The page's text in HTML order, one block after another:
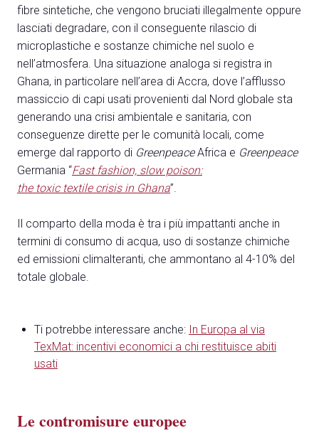
fibre sintetiche, che vengono bruciati illegalmente oppure
lasciati degradare, con il conseguente rilascio di
microplastiche e sostanze chimiche nel suolo e
nell’atmosfera. Una situazione analoga si registra in
Ghana, in particolare nell’area di Accra, dove l’afflusso
massiccio di capi usati provenienti dal Nord globale sta
generando una crisi ambientale e sanitaria, con
conseguenze dirette per le comunità locali, come
emerge dal rapporto di GreenpeaceAfrica e Greenpeace
Germania “Fast fashion, slow poison:
the toxic textile crisis in Ghana”.
Il comparto della moda è tra i più impattanti anche in
termini di consumo di acqua, uso di sostanze chimiche
ed emissioni climalteranti, che ammontano al 4-10% del
totale globale.
Ti potrebbe interessare anche: In Europa al via
TexMat: incentivi economici a chi restituisce abiti
usati
Le contromisure europee